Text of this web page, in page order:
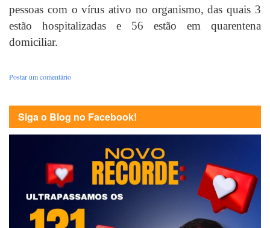
pessoas com o vírus ativo no organismo, das quais 3
estão hospitalizadas e 56 estão em quarentena
domiciliar.
Postar um comentário
Siga o Blog no Facebook!